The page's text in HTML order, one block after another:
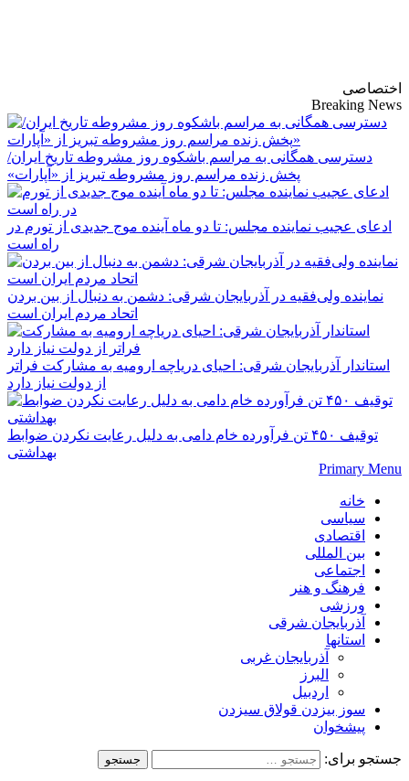
اختصاصی
Breaking News
دسترسی همگانی به مراسم باشکوه روز مشروطه تاریخ ایران/
پخش زنده مراسم روز مشروطه تبریز از «آپارات»
ادعای عجیب نماینده مجلس: تا دو ماه آینده موج جدیدی از تورم در
راه است
نماینده ولی‌فقیه در آذربایجان شرقی: دشمن به دنبال از بین بردن
اتحاد مردم ایران است
استاندار آذربایجان شرقی: احیای دریاچه ارومیه به مشارکت فراتر
از دولت نیاز دارد
توقیف ۴۵۰ تن فرآورده خام دامی به دلیل رعایت نکردن ضوابط
بهداشتی
Primary Menu
خانه
سیاسی
اقتصادی
بین المللی
اجتماعی
فرهنگ و هنر
ورزشی
آذربایجان شرقی
استانها
آذربایجان غربی
البرز
اردبیل
سوز بیزدن قولاق سیزدن
پیشخوان
جستجو برای: